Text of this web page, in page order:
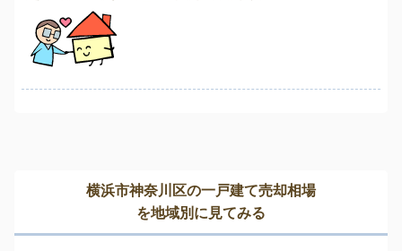
横浜市神奈川区の一戸建て売却相場
を地域別に見てみる